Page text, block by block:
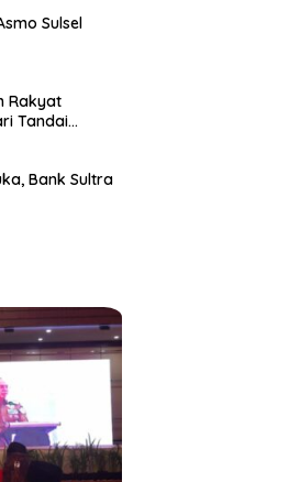
Sulsel
Rakyat
Tandai
Bank Sultra